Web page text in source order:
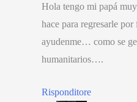
Hola tengo mi papá
hace para regresarle
ayudenme… como se
humanitarios….
Risponditore